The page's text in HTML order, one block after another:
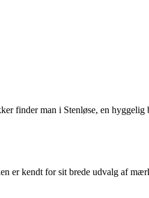
finder man i Stenløse, en
kendt for sit brede udvalg af